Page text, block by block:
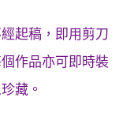
起稿，即用剪刀
作品亦可即時裝
藏。